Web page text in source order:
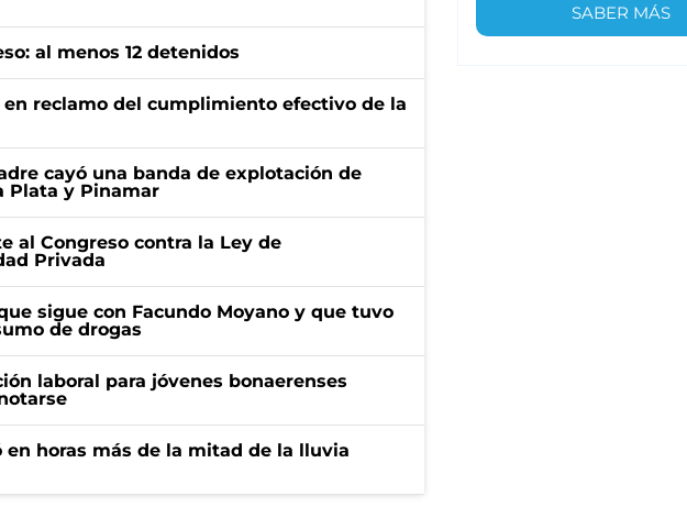
al menos 12 detenidos
reclamo del cumplimiento efectivo de la
cayó una banda de explotación de
Plata y Pinamar
al Congreso contra la Ley de
Privada
sigue con Facundo Moyano y que tuvo
de drogas
laboral para jóvenes bonaerenses
en horas más de la mitad de la lluvia
SABER MÁS